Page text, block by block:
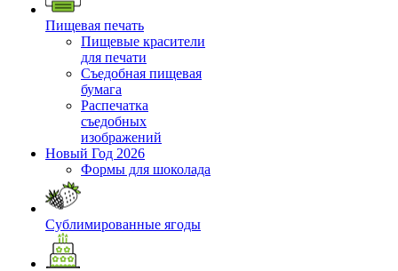
Пищевая печать
Пищевые красители
для печати
Съедобная пищевая
бумага
Распечатка
съедобных
изображений
Новый Год 2026
Формы для шоколада
Сублимированные ягоды